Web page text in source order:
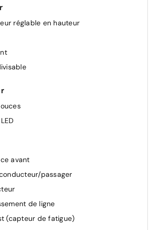
réglable en hauteur
avant
passager
de ligne
(capteur de fatigue)